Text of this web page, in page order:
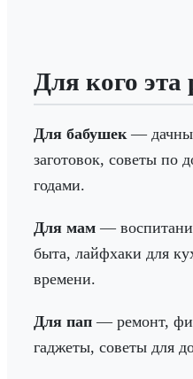
Для кого эта
Для бабушек —
заготовок, советы по
годами.
Для мам —
быта, лайфхаки для
времени.
Для пап — ремонт,
гаджеты, советы для